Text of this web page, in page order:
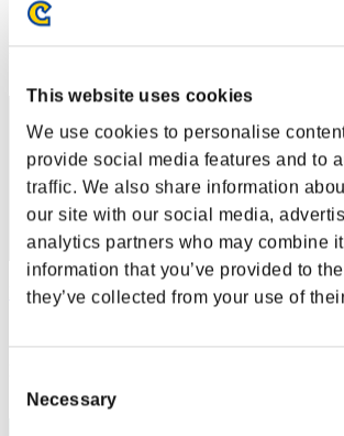
This website uses cookies
We use cookies to personalise
provide social media features and to
traffic. We also share information
our site with our social media,
analytics partners who may combine
information that you’ve provided to
they’ve collected from your use of
Selection
Necessary
スコア:40900669
RANK
LIGHT